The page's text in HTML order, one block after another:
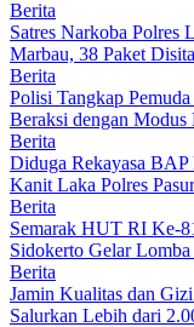
Berita
Satres Narkoba Polres
Marbau, 38 Paket Disita
Berita
Polisi Tangkap
Beraksi dengan
Berita
Diduga Rekayasa
Kanit Laka Polres
Berita
Semarak HUT RI Ke-
Sidokerto Gelar
Berita
Jamin Kualitas dan
Salurkan Lebih dari